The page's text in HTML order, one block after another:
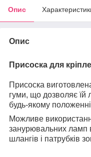
Опис
Опис
Присоска для
Присоска
гуми, що дозволяє їй
будь-якому
Можливе
занурювальних ламп
шлангів і патрубків